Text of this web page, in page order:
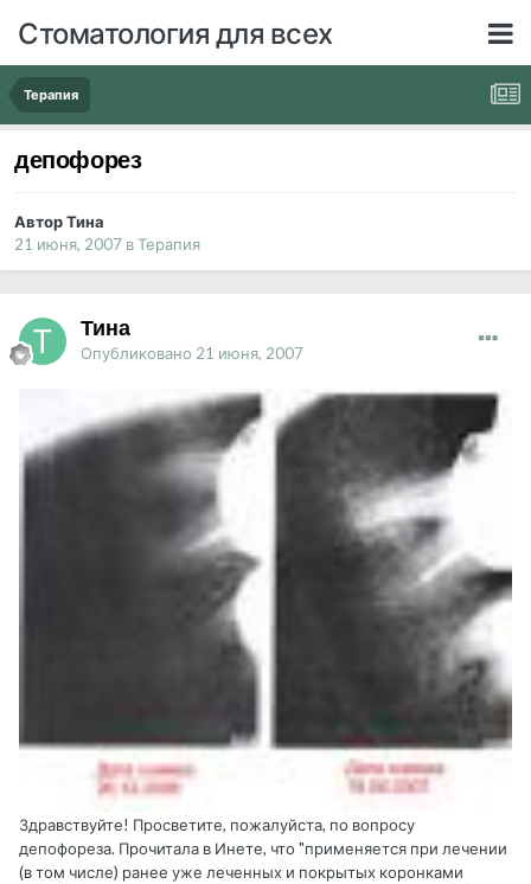
Стоматология для всех
Терапия
депофорез
Автор Тина
21 июня, 2007 вТерапия
Тина
Опубликовано 21 июня, 2007
Здравствуйте! Просветите, пожалуйста, по вопросу
депофореза. Прочитала в Инете, что "применяется при лечении
(в том числе) ранее уже леченных и покрытых коронками